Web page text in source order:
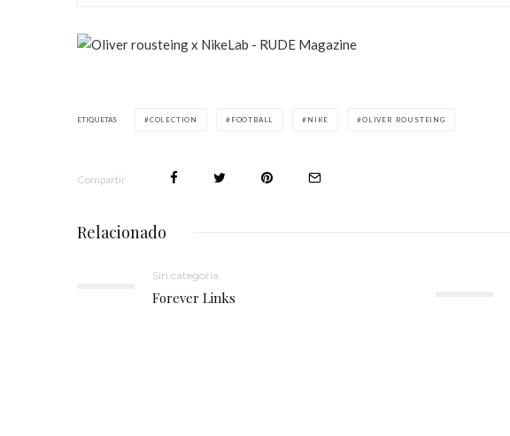
ETIQUETAS COLECTION FOOTBALL NIKE OLIVER ROUSTEING
Compartir
Relacionado
Sin categoría
Forever Links